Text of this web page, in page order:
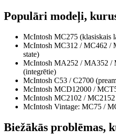
Populāri modeļi,
McIntosh MC275 (klasiskais
McIntosh MC312 / MC462 /
state)
McIntosh MA252 / MA352 /
(integrētie)
McIntosh C53 / C2700
McIntosh MCD12000 /
McIntosh MC2102 /
McIntosh Vintage: MC75 /
Biežākās problēmas,